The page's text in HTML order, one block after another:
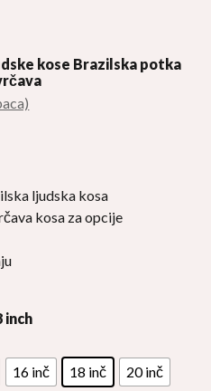
kose Brazilska potka
ljudska kosa
kosa za opcije
inch
16 inč 18 inč
20 inč